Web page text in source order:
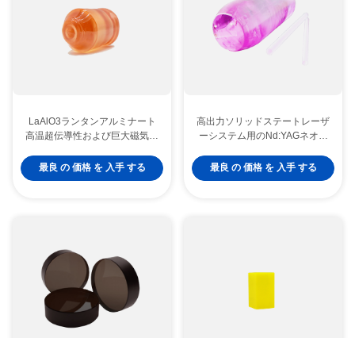
LaAlO3ランタンアルミナート
高温超伝導性および巨大磁気抵
最良 の 価格 を 入手 する
高出力ソリッドステートレーザ
ーシステム用のNd:YAGネオジ
最良 の 価格 を 入手 する